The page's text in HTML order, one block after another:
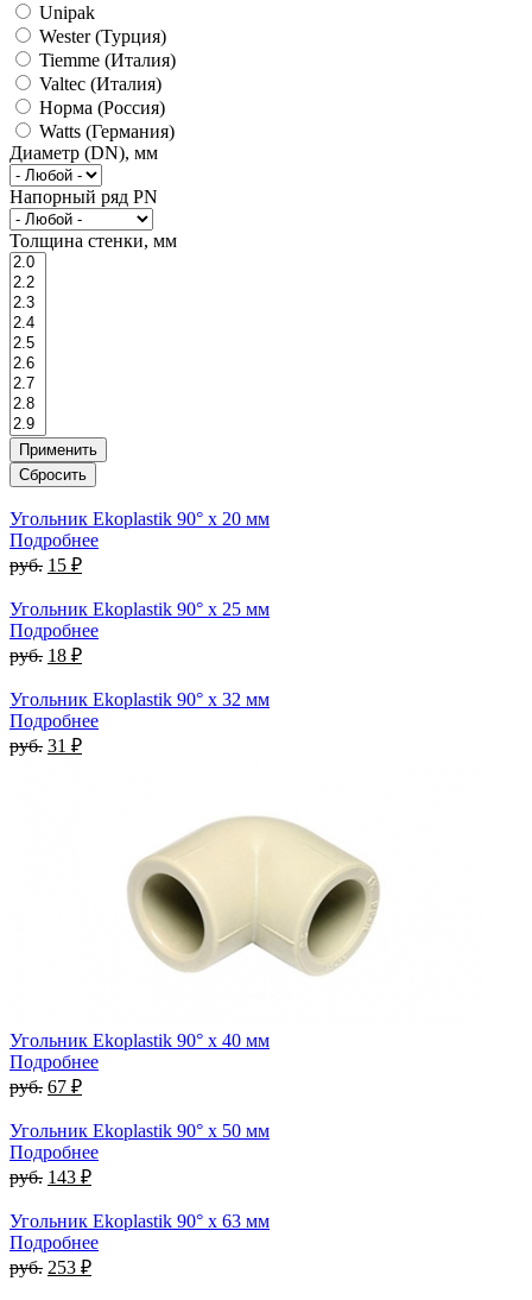
Unipak
Wester (Турция)
Tiemme (Италия)
Valtec (Италия)
Норма (Россия)
Watts (Германия)
Диаметр (DN), мм
Напорный ряд PN
Толщина стенки, мм
Угольник Ekoplastik 90° x 20 мм
Подробнее
руб. 15 ₽
Угольник Ekoplastik 90° x 25 мм
Подробнее
руб. 18 ₽
Угольник Ekoplastik 90° x 32 мм
Подробнее
руб. 31 ₽
Угольник Ekoplastik 90° x 40 мм
Подробнее
руб. 67 ₽
Угольник Ekoplastik 90° x 50 мм
Подробнее
руб. 143 ₽
Угольник Ekoplastik 90° x 63 мм
Подробнее
руб. 253 ₽